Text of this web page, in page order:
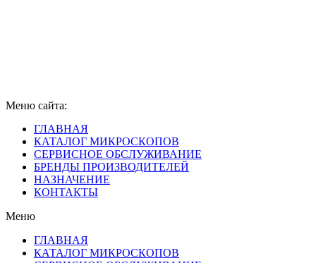
Меню сайта:
ГЛАВНАЯ
КАТАЛОГ МИКРОСКОПОВ
СЕРВИСНОЕ ОБСЛУЖИВАНИЕ
БРЕНДЫ ПРОИЗВОДИТЕЛЕЙ
НАЗНАЧЕНИЕ
КОНТАКТЫ
Меню
ГЛАВНАЯ
КАТАЛОГ МИКРОСКОПОВ